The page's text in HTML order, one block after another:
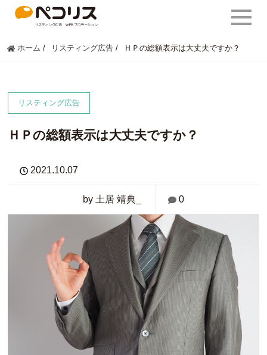
ホーム / リスティング広告 / ＨＰの総額表示は大丈夫ですか？
リスティング広告
ＨＰの総額表示は大丈夫ですか？
2021.10.07
by 土居 靖典_ 0